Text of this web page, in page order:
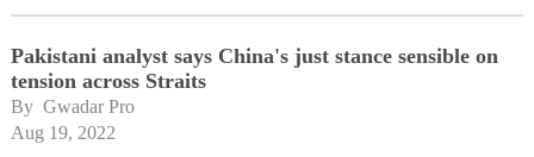
Pakistani analyst says China's just stance sensible on
tension across Straits
By Gwadar Pro
Aug 19, 2022